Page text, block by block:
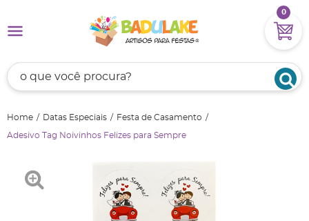
0
Home Datas Especiais Festa de Casamento
Adesivo Tag Noivinhos Felizes para Sempre